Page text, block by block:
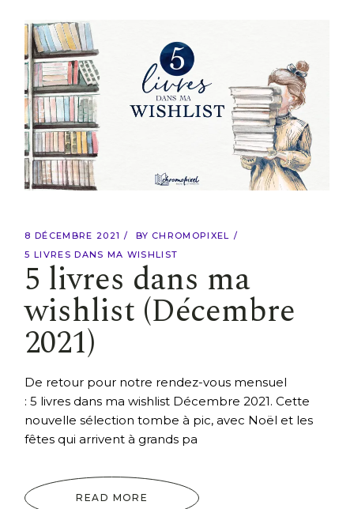
8 DÉCEMBRE 2021 BY CHROMOPIXEL
5 LIVRES DANS MA WISHLIST
5 livres dans ma
wishlist (Décembre
2021)
De retour pour notre rendez-vous mensuel
: 5 livres dans ma wishlist Décembre 2021. Cette
nouvelle sélection tombe à pic, avec Noël et les
fêtes qui arrivent à grands pa
READ MORE